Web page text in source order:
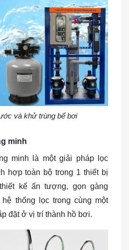
và khử trùng bể bơi
minh
minh là một giải pháp lọc
hợp toàn bộ trong 1 thiết bị
kế ấn tượng, gọn gàng
thống lọc trong cùng một
đặt ở vị trí thành hồ bơi.